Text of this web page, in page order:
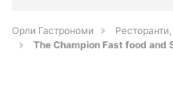
Орли Гастрономи
The Champion Fast food and